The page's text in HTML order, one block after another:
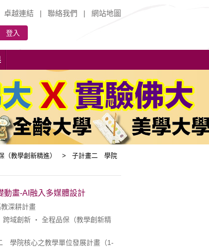
卓越連結 | 聯絡我們 | 網站地圖
登入
教學創新精進） > 子計畫二 學院
動畫-AI融入多媒體設計
深耕計畫
域創新 ‧ 全程品保（教學創新精
學院核心之教學單位發展計畫（1-